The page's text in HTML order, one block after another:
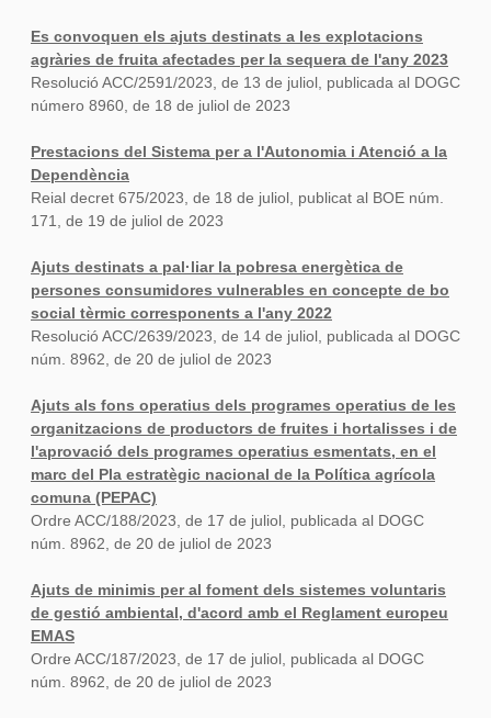
Es convoquen els ajuts destinats a les explotacions
agràries de fruita afectades per la sequera de l'any 2023
Resolució ACC/2591/2023, de 13 de juliol, publicada al DOGC
número 8960, de 18 de juliol de 2023
Prestacions del Sistema per a l'Autonomia i Atenció a la
Dependència
Reial decret 675/2023, de 18 de juliol, publicat al BOE núm.
171, de 19 de juliol de 2023
Ajuts destinats a pal·liar la pobresa energètica de
persones consumidores vulnerables en concepte de bo
social tèrmic corresponents a l'any 2022
Resolució ACC/2639/2023, de 14 de juliol, publicada al DOGC
núm. 8962, de 20 de juliol de 2023
Ajuts als fons operatius dels programes operatius de les
organitzacions de productors de fruites i hortalisses i de
l'aprovació dels programes operatius esmentats, en el
marc del Pla estratègic nacional de la Política agrícola
comuna (PEPAC)
Ordre ACC/188/2023, de 17 de juliol, publicada al DOGC
núm. 8962, de 20 de juliol de 2023
Ajuts de minimis per al foment dels sistemes voluntaris
de gestió ambiental, d'acord amb el Reglament europeu
EMAS
Ordre ACC/187/2023, de 17 de juliol, publicada al DOGC
núm. 8962, de 20 de juliol de 2023